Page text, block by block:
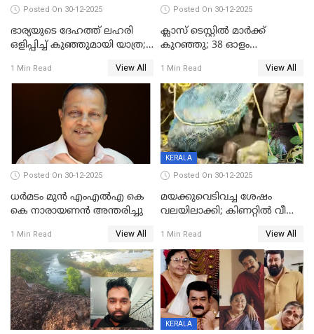
Posted On 30-12-2025
ഭാര്യയുടെ ദേഹത്ത് ലഹരി
ഒളിപ്പിച്ച് കുഞ്ഞുമായി യാത്ര;
പിടികൂടി പൊലീസ്
1 Min Read View All
Posted On 30-12-2025
ക്ലാസ് ടെസ്റ്റിൽ മാർക്ക്
കുറഞ്ഞു; 38 ഓളം
സെന്ററിലെ അധ്യാപകന്‍
മർദിച്ചതായി പരാതി
1 Min Read View All
Posted On 30-12-2025
ധർമടം മുൻ എംഎല്‍എ കെ
കെ നാരായണന്‍ അന്തരിച്ചു
1 Min Read View All
KERALA
Posted On 30-12-2025
മയക്കുവെടിവച്ച ശേഷം
വലയിലാക്കി; കിണറ്റിൽ വീണ
1 Min Read View All
KERALA